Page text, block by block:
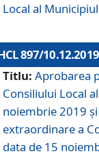
Local al
897/10.12.2019
Titlu: Aprobarea
Consiliului Local
noiembrie 2019
extraordinare a
data de 15